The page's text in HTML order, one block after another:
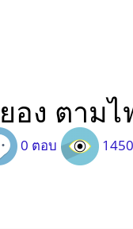
อง ตาม
0 ตอบ